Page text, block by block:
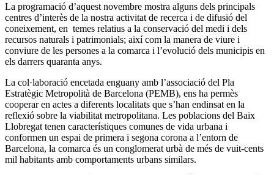
La programació d’aquest novembre mostra alguns dels principals
centres d’interès de la nostra activitat de recerca i de difusió del
coneixement, en temes relatius a la conservació del medi i dels
recursos naturals i patrimonials; així com la manera de viure i
conviure de les persones a la comarca i l’evolució dels municipis en
els darrers quaranta anys.
La col·laboració encetada enguany amb l’associació del Pla
Estratègic Metropolità de Barcelona (PEMB), ens ha permès
cooperar en actes a diferents localitats que s’han endinsat en la
reflexió sobre la viabilitat metropolitana. Les poblacions del Baix
Llobregat tenen característiques comunes de vida urbana i
conformen un espai de primera i segona corona a l’entorn de
Barcelona, la comarca és un conglomerat urbà de més de vuit-cents
mil habitants amb comportaments urbans similars.